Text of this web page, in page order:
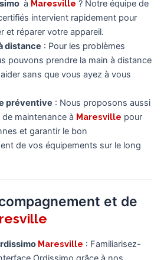
à Maresville ? Notre équipe de
intervient rapidement pour
et réparer votre appareil.
distance : Pour les problèmes
pouvons prendre la main à distance
sans que vous ayez à vous
préventive : Nous proposons aussi
maintenance à Maresville pour
et garantir le bon
de vos équipements sur le long
et de
Maresville : Familiarisez-